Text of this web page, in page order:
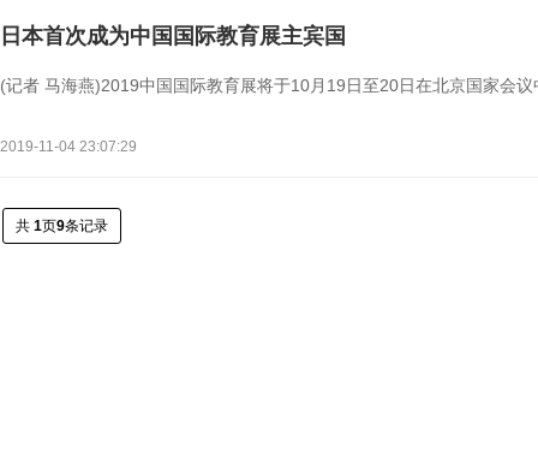
日本首次成为中国国际教育展主宾国
(记者 马海燕)2019中国国际教育展将于10月19日至20日在北京国家会议
2019-11-04 23:07:29
共 1页9条记录